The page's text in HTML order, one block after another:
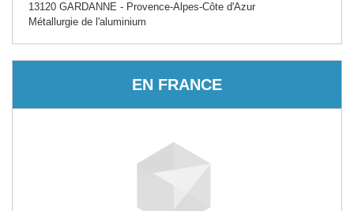
13120 GARDANNE - Provence-Alpes-Côte d'Azur
Métallurgie de l'aluminium
EN FRANCE